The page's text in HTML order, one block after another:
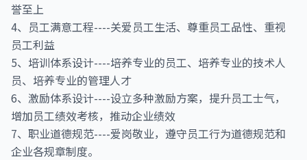
誉至上
4、员工满意工程----关爱员工生活、尊重员工品性、重视
员工利益
5、培训体系设计----培养专业的员工、培养专业的技术人
员、培养专业的管理人才
6、激励体系设计----设立多种激励方案，提升员工士气，
增加员工绩效考核，推动企业绩效
7、职业道德规范----爱岗敬业，遵守员工行为道德规范和
企业各规章制度。